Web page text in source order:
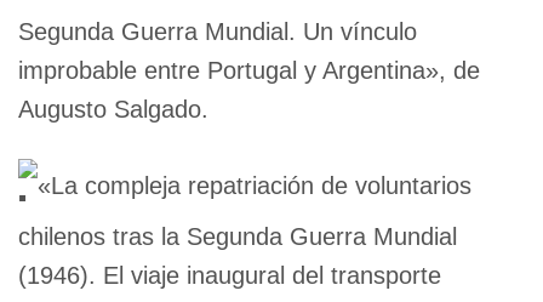
Segunda Guerra Mundial. Un vínculo
improbable entre Portugal y Argentina», de
Augusto Salgado.
«La compleja repatriación de voluntarios
chilenos tras la Segunda Guerra Mundial
(1946). El viaje inaugural del transporte